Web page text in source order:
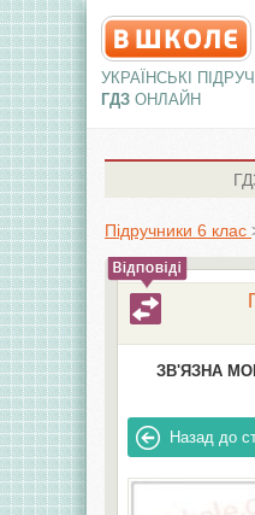
УКРАЇНСЬКІ
ГДЗ ОНЛАЙН
Підручники 6 клас
ЗВ'ЯЗНА
Назад до